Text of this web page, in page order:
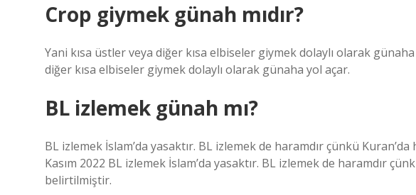
Crop giymek günah mıdır?
Yani kısa üstler veya diğer kısa elbiseler giymek dolaylı olarak
diğer kısa elbiseler giymek dolaylı olarak günaha yol açar.
BL izlemek günah mı?
BL izlemek İslam’da yasaktır. BL izlemek de haramdır çünkü
Kasım 2022 BL izlemek İslam’da yasaktır. BL izlemek de haramdır
belirtilmiştir.